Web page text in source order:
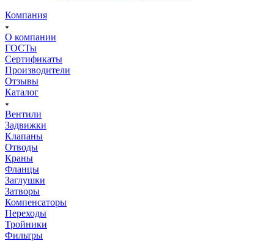
Компания
О компании
ГОСТы
Сертификаты
Производители
Отзывы
Каталог
Вентили
Задвижки
Клапаны
Отводы
Краны
Фланцы
Заглушки
Затворы
Компенсаторы
Переходы
Тройники
Фильтры